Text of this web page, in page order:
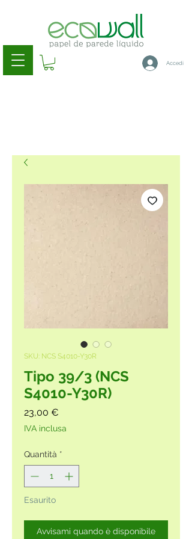
Accedi
SKU: NCS S4010-Y30R
Tipo 39/3 (NCS
S4010-Y30R)
23,00 €
IVA inclusa
Quantità *
Esaurito
Avvisami quando è disponibile